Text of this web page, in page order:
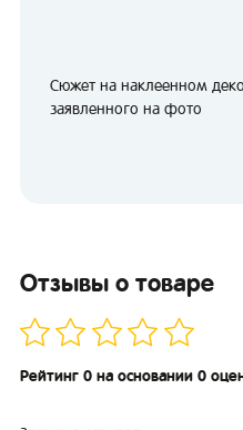
Сюжет на наклеенном
заявленного на фото
Отзывы о товаре
Рейтинг 0 на основании 0